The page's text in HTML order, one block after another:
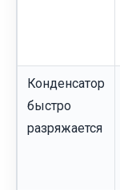
Конденсатор
быстро
разряжается